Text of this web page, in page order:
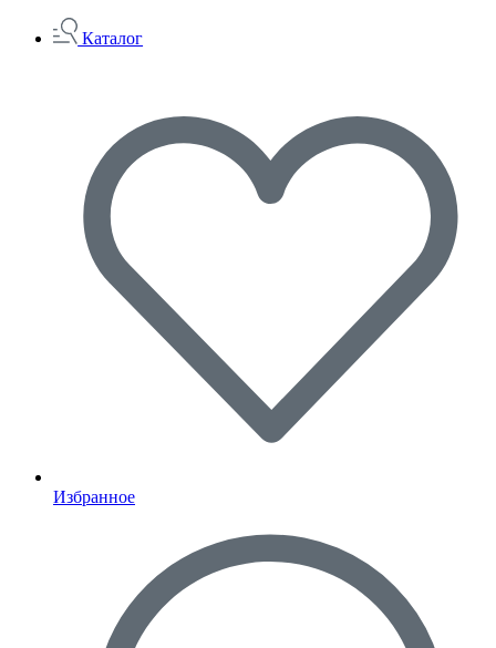
Каталог
Избранное